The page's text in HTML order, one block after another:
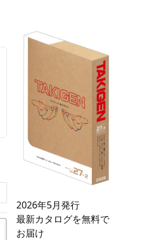
2026年5月発行
最新カタログを無料で
お届け